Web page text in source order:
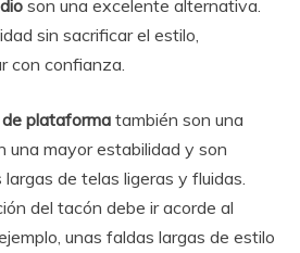
son una excelente alternativa.
sin sacrificar el estilo,
con confianza.
plataforma también son una
una mayor estabilidad y son
de telas ligeras y fluidas.
del tacón debe ir acorde al
unas faldas largas de estilo